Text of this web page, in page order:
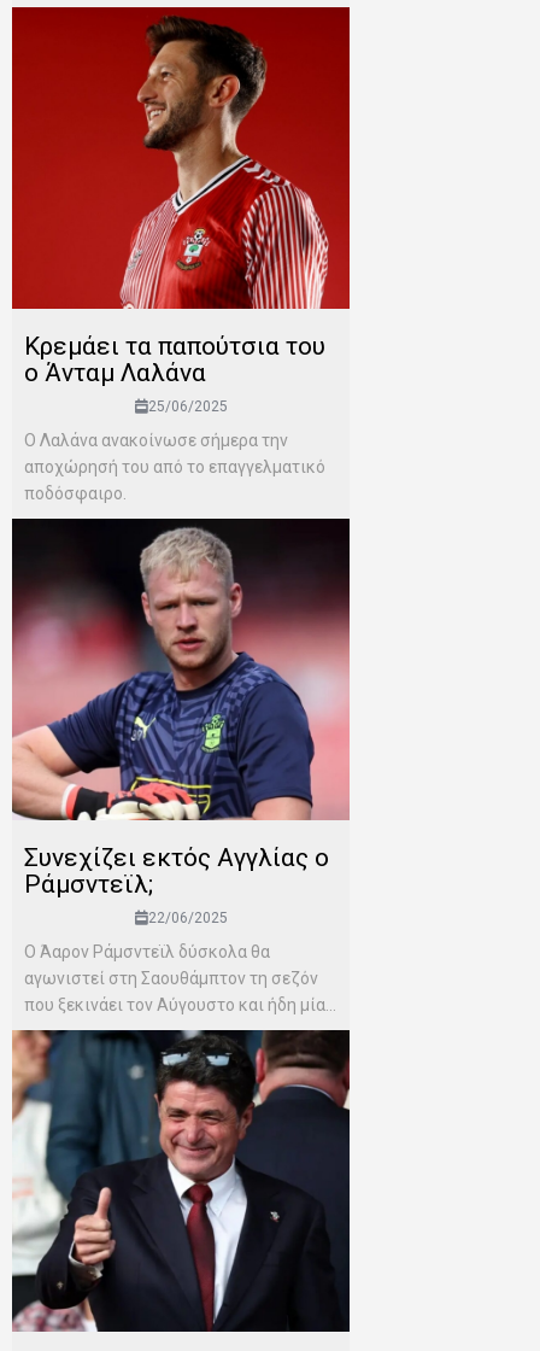
Κρεμάει τα παπούτσια του
ο Άνταμ Λαλάνα
25/06/2025
Ο Λαλάνα ανακοίνωσε σήμερα την
αποχώρησή του από το επαγγελματικό
ποδόσφαιρο.
Συνεχίζει εκτός Aγγλίας ο
Ράμσντεϊλ;
22/06/2025
Ο Άαρον Ράμσντεϊλ δύσκολα θα
αγωνιστεί στη Σαουθάμπτον τη σεζόν
που ξεκινάει τον Αύγουστο και ήδη μία...